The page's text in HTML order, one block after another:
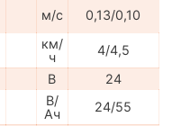
м/с
0,13/0,10
км/
ч
4/4,5
В
24
В/
Ач
24/55